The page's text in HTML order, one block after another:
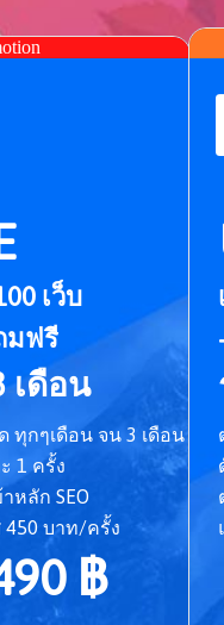
เว็บ
มฟรี
เดือน
ทุกๆเดือน จน 3 เดือน
1 ครั้ง
หลัก SEO
บาท/ครั้ง
฿